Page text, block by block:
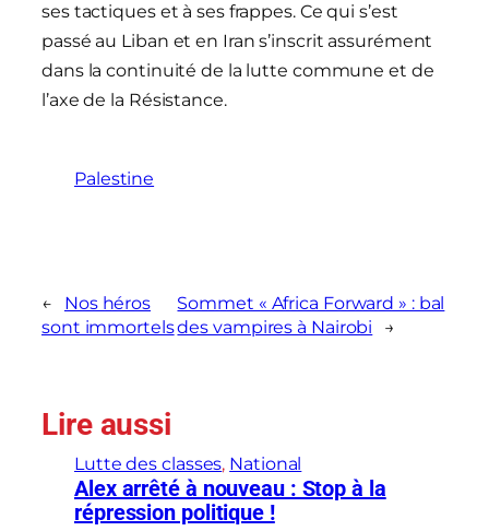
ses tactiques et à ses frappes. Ce qui s’est
passé au Liban et en Iran s’inscrit assurément
dans la continuité de la lutte commune et de
l’axe de la Résistance.
Palestine
←
Nos héros
sont immortels
Sommet « Africa Forward » : bal
des vampires à Nairobi
→
Lire aussi
Lutte des classes, National
Alex arrêté à nouveau : Stop à la
répression politique !